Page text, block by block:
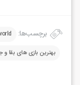
برچسب‌ها:
بهترین بازی های بقا و